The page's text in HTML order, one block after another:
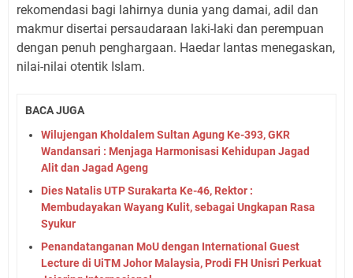
rekomendasi bagi lahirnya dunia yang damai, adil dan
makmur disertai persaudaraan laki-laki dan perempuan
dengan penuh penghargaan. Haedar lantas menegaskan,
nilai-nilai otentik Islam.
BACA JUGA
Wilujengan Kholdalem Sultan Agung Ke-393, GKR
Wandansari : Menjaga Harmonisasi Kehidupan Jagad
Alit dan Jagad Ageng
Dies Natalis UTP Surakarta Ke-46, Rektor :
Membudayakan Wayang Kulit, sebagai Ungkapan Rasa
Syukur
Penandatanganan MoU dengan International Guest
Lecture di UiTM Johor Malaysia, Prodi FH Unisri Perkuat